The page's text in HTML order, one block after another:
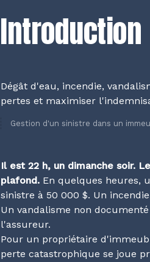
Introduction
Dégât d'eau, incendie,
pertes et maximiser
Gestion d'un sinistre dans un
Il est 22 h, un dimanche soir.
plafond. En quelques heures,
sinistre à 50 000 $. Un
Un vandalisme non
l'assureur.
Pour un propriétaire
perte catastrophique se joue